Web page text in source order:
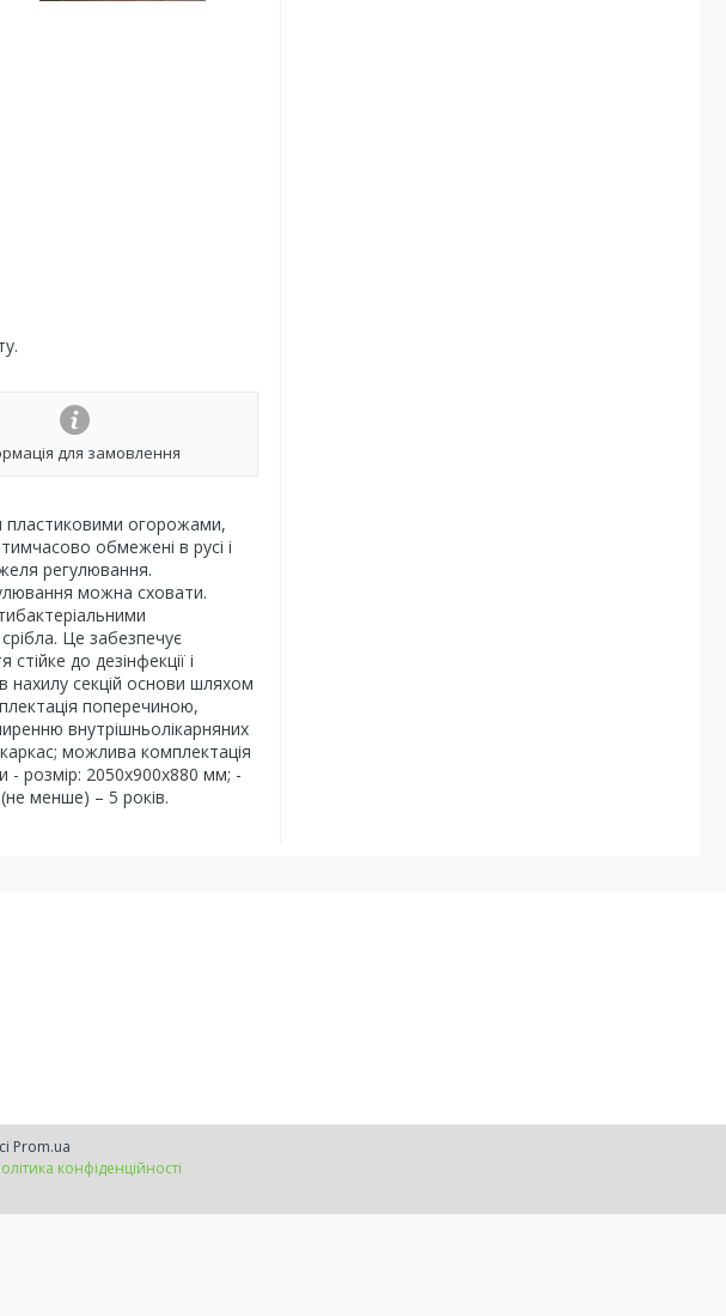
для замовлення
огорожами,
обмежені в русі і
регулювання.
можна сховати.
Це забезпечує
до дезінфекції і
нахилу секцій основи шляхом
поперечиною,
внутрішньолікарняних
можлива комплектація
розмір: 2050х900х880 мм; -
менше) – 5 років.
Prom.ua
конфіденційності